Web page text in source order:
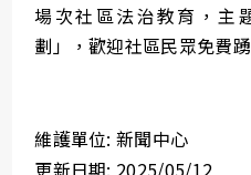
場次社區法治教育，主
劃」，歡迎社區民眾免費
維護單位: 新聞中心
更新日期: 2025/05/12